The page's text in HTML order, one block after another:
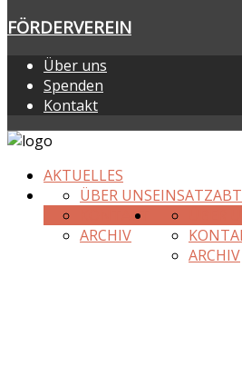
FÖRDERVEREIN
Über uns
Spenden
Kontakt
AKTUELLES
ÜBER UNS
KONTAKT
ARCHIV
ARCHIV